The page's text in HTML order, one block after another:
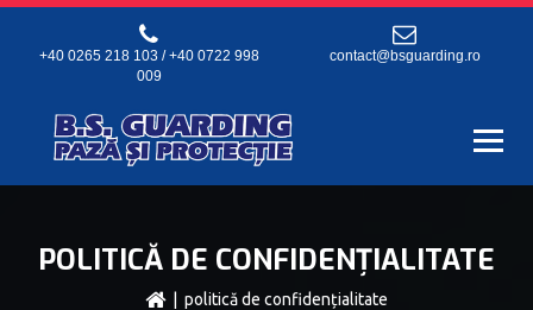
contact@bsguarding.ro
+40 0265 218 103 / +40 0722 998
009
POLITICĂ DE CONFIDENȚIALITATE
| politică de confidențialitate